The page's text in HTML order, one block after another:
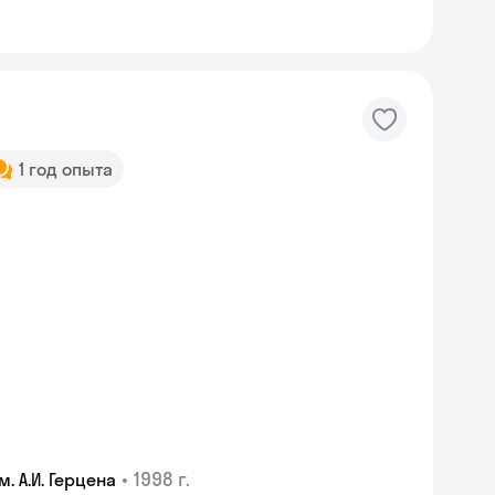
1 год опыта
А.И. Герцена • 1998 г.
online